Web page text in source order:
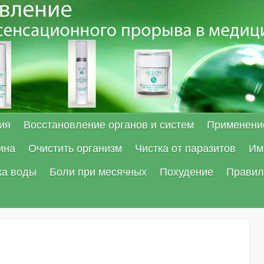
Восстановление органов и систем
Очистить организм Чистка от паразитов
воды
Боли при месячных Похудение